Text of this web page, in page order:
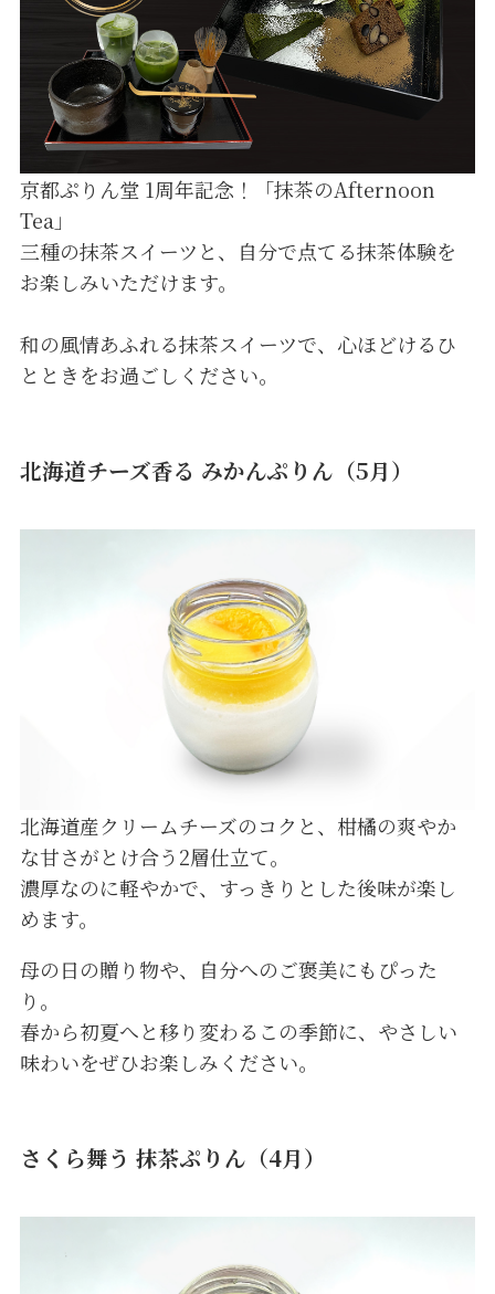
京都ぷりん堂 1周年記念！「抹茶のAfternoon
Tea」
三種の抹茶スイーツと、自分で点てる抹茶体験を
お楽しみいただけます。
和の風情あふれる抹茶スイーツで、心ほどけるひ
とときをお過ごしください。
北海道チーズ香る みかんぷりん（5月）
北海道産クリームチーズのコクと、柑橘の爽やか
な甘さがとけ合う2層仕立て。
濃厚なのに軽やかで、すっきりとした後味が楽し
めます。
母の日の贈り物や、自分へのご褒美にもぴった
り。
春から初夏へと移り変わるこの季節に、やさしい
味わいをぜひお楽しみください。
さくら舞う 抹茶ぷりん（4月）